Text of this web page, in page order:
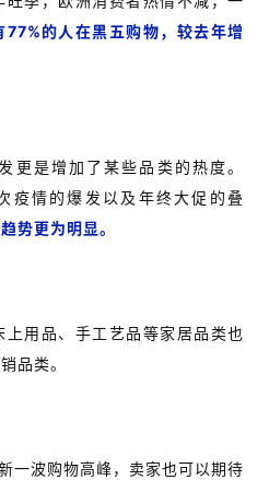
77%的人在黑五购物，较去年增
更是增加了某些品类的热度。
疫情的爆发以及年终大促的叠
势更为明显。
用品、手工艺品等家居品类也
品类。
一波购物高峰，卖家也可以期待